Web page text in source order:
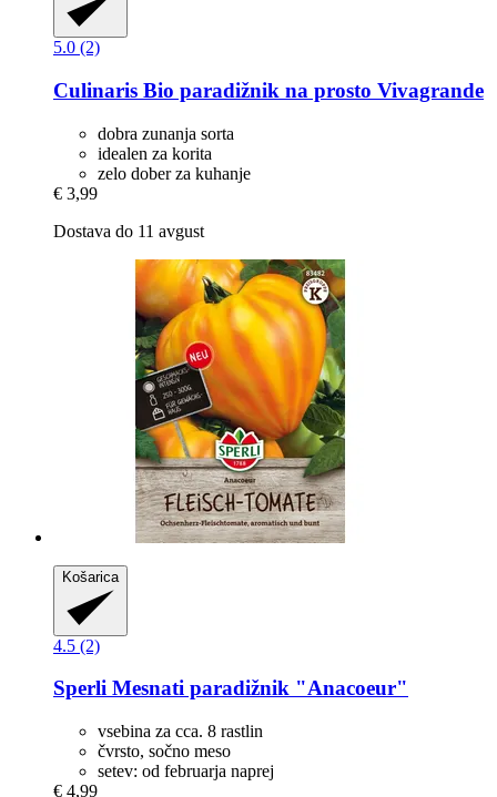
5.0 (2)
Culinaris Bio paradižnik na prosto Vivagrande
dobra zunanja sorta
idealen za korita
zelo dober za kuhanje
€ 3,99
Dostava do 11 avgust
Košarica
4.5 (2)
Sperli Mesnati paradižnik "Anacoeur"
vsebina za cca. 8 rastlin
čvrsto, sočno meso
setev: od februarja naprej
€ 4,99